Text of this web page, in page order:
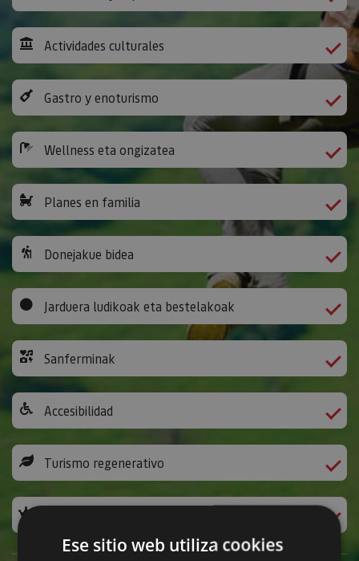
Actividades culturales
Gastro y enoturismo
Wellness eta ongizatea
Planes en familia
Donejakue bidea
Jarduera ludikoak eta bestelakoak
Sanferminak
Accesibilidad
Turismo regenerativo
Ese sitio web utiliza cookies